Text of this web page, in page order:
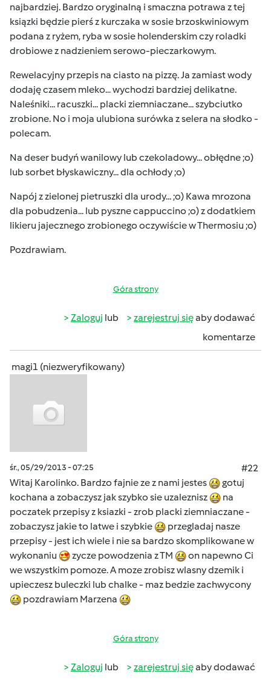
najbardziej. Bardzo oryginalną i smaczna potrawa z tej
ksiązki będzie pierś z kurczaka w sosie brzoskwiniowym
podana z ryżem, ryba w sosie holenderskim czy roladki
drobiowe z nadzieniem serowo-pieczarkowym.
Rewelacyjny przepis na ciasto na pizzę. Ja zamiast wody
dodaję czasem mleko... wychodzi bardziej delikatne.
Naleśniki... racuszki... placki ziemniaczane... szybciutko
zrobione. No i moja ulubiona surówka z selera na słodko -
polecam.
Na deser budyń wanilowy lub czekoladowy... obłędne ;o)
lub sorbet błyskawiczny... dla ochłody ;o)
Napój z zielonej pietruszki dla urody... ;o) Kawa mrozona
dla pobudzenia... lub pyszne cappuccino ;o) z dodatkiem
likieru jajecznego zrobionego oczywiście w Thermosiu ;o)
Pozdrawiam.
Góra strony
Zaloguj lub zarejestruj sięaby dodawać
komentarze
magi1 (niezweryfikowany)
śr., 05/29/2013 - 07:25
#22
Witaj Karolinko. Bardzo fajnie ze z nami jestes
gotuj
kochana a zobaczysz jak szybko sie uzaleznisz
na
poczatek przepisy z ksiazki - zrob placki ziemniaczane -
zobaczysz jakie to latwe i szybkie
przegladaj nasze
przepisy - jest ich wiele i nie sa bardzo skomplikowane w
wykonaniu
zycze powodzenia z TM
on napewno Ci
we wszystkim pomoze. A moze zrobisz wlasny dzemik i
upieczesz buleczki lub chalke - maz bedzie zachwycony
pozdrawiam Marzena
Góra strony
Zaloguj lub zarejestruj sięaby dodawać